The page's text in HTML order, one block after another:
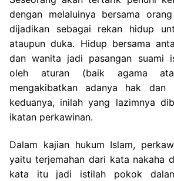
dengan melaluinya bersama
dijadikan sebagai rekan hidup
ataupun duka. Hidup bersama
dan wanita jadi pasangan suami
oleh aturan (baik agama
mengakibatkan adanya hak dan
keduanya, inilah yang lazimnya
ikatan perkawinan.
Dalam kajian hukum Islam,
yaitu terjemahan dari kata nakaha
kata itu jadi istilah pokok